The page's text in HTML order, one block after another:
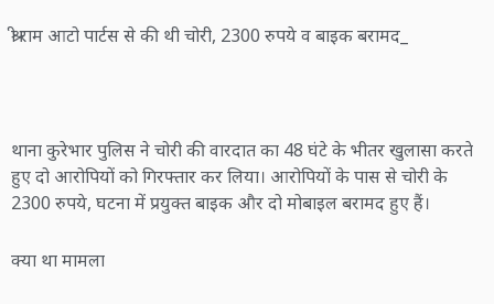
श्री राम आटो पार्टस से की थी चोरी, 2300 रुपये व बाइक बरामद_
थाना कुरेभार पुलिस ने चोरी की वारदात का 48 घंटे के भीतर खुलासा करते
हुए दो आरोपियों को गिरफ्तार कर लिया। आरोपियों के पास से चोरी के
2300 रुपये, घटना में प्रयुक्त बाइक और दो मोबाइल बरामद हुए हैं।
क्या था मामला